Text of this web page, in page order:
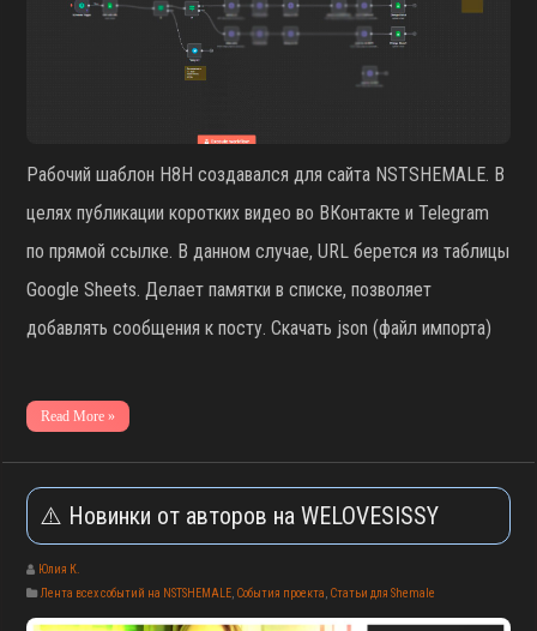
Рабочий шаблон Н8Н создавался для сайта NSTSHEMALE. В
целях публикации коротких видео во ВКонтакте и Telegram
по прямой ссылке. В данном случае, URL берется из таблицы
Google Sheets. Делает памятки в списке, позволяет
добавлять сообщения к посту. Скачать json (файл импорта)
Read More »
⚠️ Новинки от авторов на WELOVESISSY
Юлия К.
Лента всех событий на NSTSHEMALE, События проекта, Статьи для Shemale